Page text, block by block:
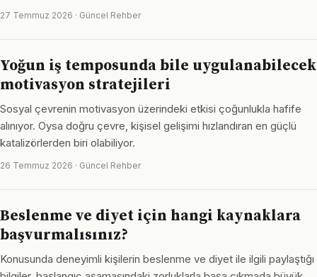
27 Temmuz 2026 · Güncel Rehber
Yoğun iş temposunda bile uygulanabilecek
motivasyon stratejileri
Sosyal çevrenin motivasyon üzerindeki etkisi çoğunlukla hafife
alınıyor. Oysa doğru çevre, kişisel gelişimi hızlandıran en güçlü
katalizörlerden biri olabiliyor.
26 Temmuz 2026 · Güncel Rehber
Beslenme ve diyet için hangi kaynaklara
başvurmalısınız?
Konusunda deneyimli kişilerin beslenme ve diyet ile ilgili paylaştığı